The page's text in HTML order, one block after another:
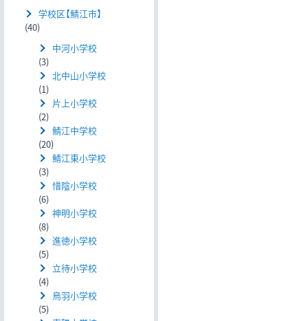
学校区【鯖江市】
(40)
中河小学校
(3)
北中山小学校
(1)
片上小学校
(2)
鯖江中学校
(20)
鯖江東小学校
(3)
惜陰小学校
(6)
神明小学校
(8)
進徳小学校
(5)
立待小学校
(4)
鳥羽小学校
(5)